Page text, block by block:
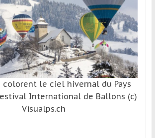
colorent le ciel hivernal du Pays
International de Ballons (c)
Visualps.ch